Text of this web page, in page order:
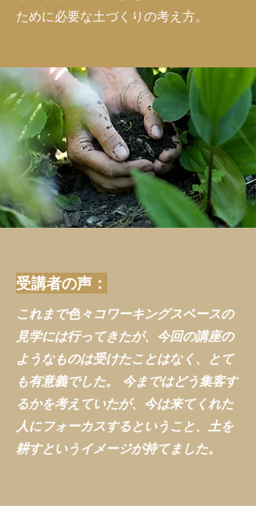
ために必要な土づくりの考え方。
受講者の声：
これまで色々コワーキングスペースの
見学には行ってきたが、今回の講座の
ようなものは受けたことはなく、とて
も有意義でした。 今まではどう集客す
るかを考えていたが、今は来てくれた
人にフォーカスするということ、土を
耕すというイメージが持てました。